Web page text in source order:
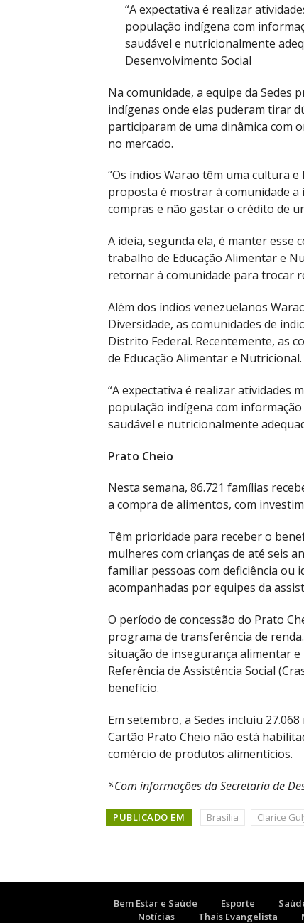
“A expectativa é realizar
população indígena com
saudável e nutricionalmente
Desenvolvimento Social
Na comunidade, a equipe da Sedes
indígenas onde elas puderam tirar
participaram de uma dinâmica com
no mercado.
“Os índios Warao têm uma cultura
proposta é mostrar à comunidade
compras e não gastar o crédito de
A ideia, segunda ela, é manter
trabalho de Educação Alimentar e
retornar à comunidade para trocar
Além dos índios venezuelanos
Diversidade, as comunidades de
Distrito Federal. Recentemente, as
de Educação Alimentar e Nutricional.
“A expectativa é realizar atividades
população indígena com
saudável e nutricionalmente
Prato Cheio
Nesta semana, 86.721 famílias
a compra de alimentos, com
Têm prioridade para receber o
mulheres com crianças de até seis
familiar pessoas com deficiência ou
acompanhadas por equipes da
O período de concessão do Prato
programa de transferência de
situação de insegurança alimentar
Referência de Assistência Social
benefício.
Em setembro, a Sedes incluiu
Cartão Prato Cheio não está
comércio de produtos alimentícios.
*Com informações da Secretaria de
PUBLICADO EM Brasília Clarice
Bem Estar e Saúde Esporte
Notícias
Thais Evangelista